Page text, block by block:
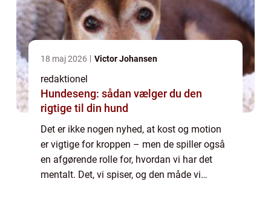
18 maj 2026 Victor Johansen
redaktionel
Hundeseng: sådan vælger du den
rigtige til din hund
Det er ikke nogen nyhed, at kost og motion
er vigtige for kroppen – men de spiller også
en afgørende rolle for, hvordan vi har det
mentalt. Det, vi spiser, og den måde vi